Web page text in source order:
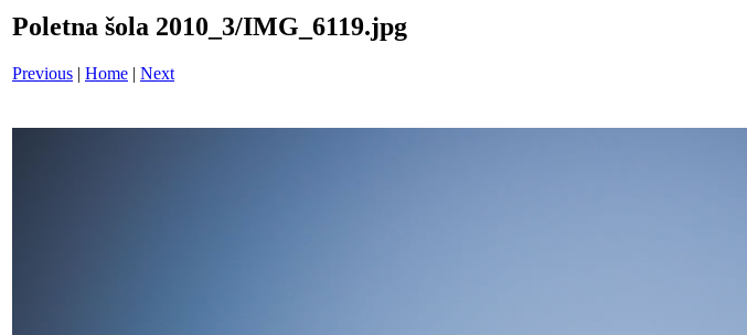
Poletna šola 2010_3/IMG_6119.jpg
Previous | Home | Next